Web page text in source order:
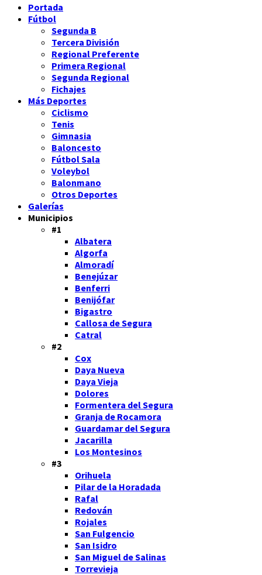
Portada
Fútbol
Segunda B
Tercera División
Regional Preferente
Primera Regional
Segunda Regional
Fichajes
Más Deportes
Ciclismo
Tenis
Gimnasia
Baloncesto
Fútbol Sala
Voleybol
Balonmano
Otros Deportes
Galerías
Municipios
#1
Albatera
Algorfa
Almoradí
Benejúzar
Benferri
Benijófar
Bigastro
Callosa de Segura
Catral
#2
Cox
Daya Nueva
Daya Vieja
Dolores
Formentera del Segura
Granja de Rocamora
Guardamar del Segura
Jacarilla
Los Montesinos
#3
Orihuela
Pilar de la Horadada
Rafal
Redován
Rojales
San Fulgencio
San Isidro
San Miguel de Salinas
Torrevieja